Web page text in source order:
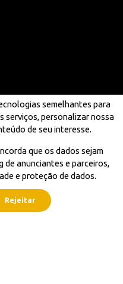
semelhantes para
serviços, personalizar nossa
de seu interesse.
que os dados sejam
de anunciantes e parceiros,
e proteção de dados.
Rejeitar